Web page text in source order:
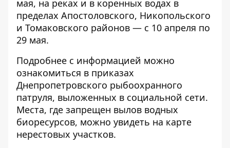
мая, на реках и в коренных водах в
пределах Апостоловского, Никопольского
и Томаковского районов — с 10 апреля по
29 мая.
Подробнее с информацией можно
ознакомиться в приказах
Днепропетровского рыбоохранного
патруля, выложенных в социальной сети.
Места, где запрещен вылов водных
биоресурсов, можно увидеть на карте
нерестовых участков.